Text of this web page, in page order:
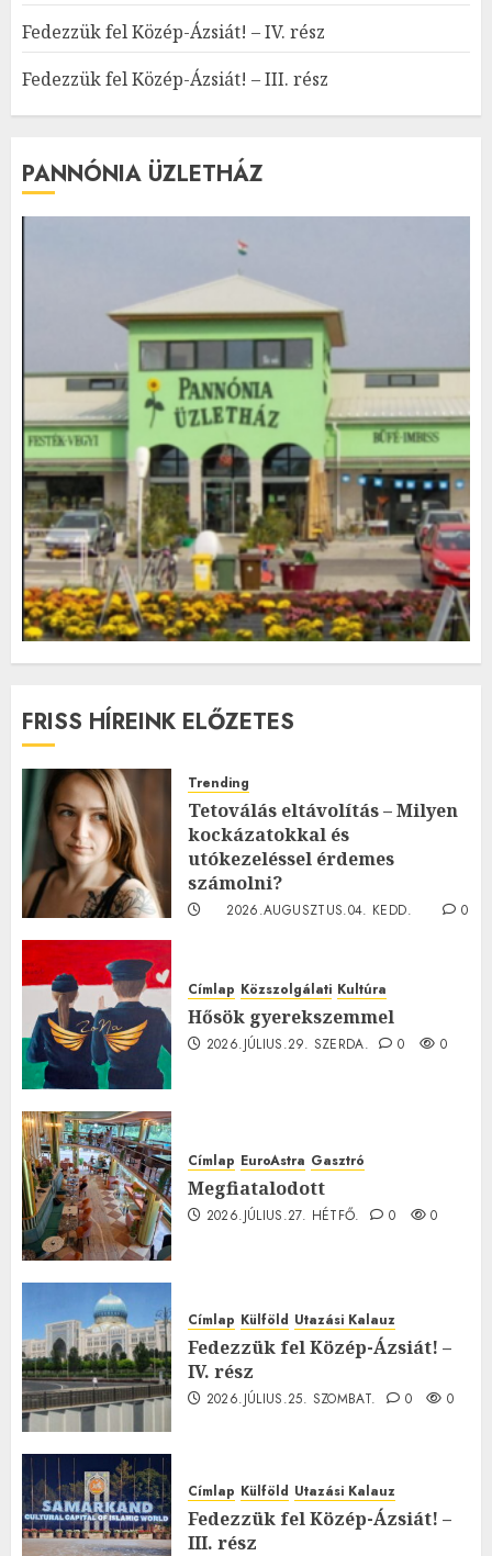
Fedezzük fel Közép-Ázsiát! – IV. rész
Fedezzük fel Közép-Ázsiát! – III. rész
PANNÓNIA ÜZLETHÁZ
FRISS HÍREINK ELŐZETES
Trending
Tetoválás eltávolítás – Milyen
kockázatokkal és
utókezeléssel érdemes
számolni?
2026.AUGUSZTUS.04. KEDD.
0
Címlap Közszolgálati Kultúra
Hősök gyerekszemmel
2026.JÚLIUS.29. SZERDA. 0 0
Címlap EuroAstra Gasztró
Megfiatalodott
2026.JÚLIUS.27. HÉTFŐ. 0 0
Címlap Külföld Utazási Kalauz
Fedezzük fel Közép-Ázsiát! –
IV. rész
2026.JÚLIUS.25. SZOMBAT. 0 0
Címlap Külföld Utazási Kalauz
Fedezzük fel Közép-Ázsiát! –
III. rész